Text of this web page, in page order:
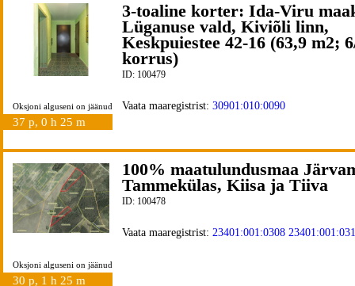
Oksjoni alguseni on jäänud
37 p, 0 h 25 m
3-toaline korter: Ida-Viru
Lüganuse vald, Kiviõli linn,
Keskpuiestee 42-16 (63,9 m2;
korrus)
ID: 100479
Vaata maaregistrist: 30901:010:0090
Oksjoni alguseni on jäänud
30 p, 1 h 25 m
100% maatulundusmaa
Tammekülas, Kiisa ja Tiiva
ID: 100478
Vaata maaregistrist: 23401:001:0308